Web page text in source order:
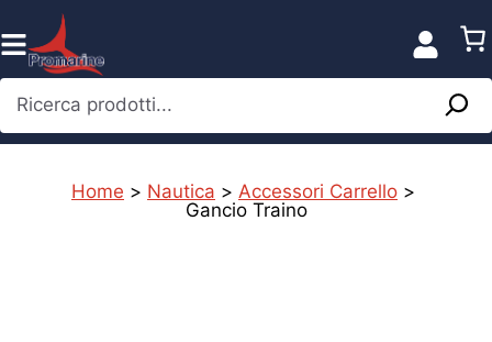
al
contenuto
Ricerca prodotti...
Home > Nautica > Accessori Carrello >
Gancio Traino